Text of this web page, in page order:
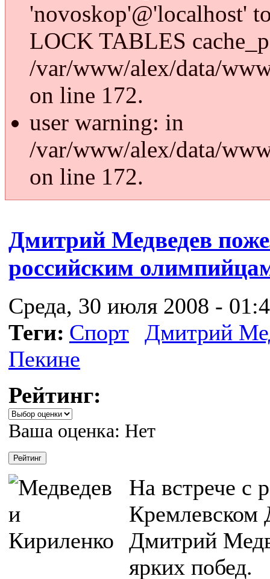
'novoskop'@'localhost'
LOCK TABLES
/var/www/alex/data/
on line 172.
user warning: in
/var/www/alex/data/
on line 172.
Дмитрий Медведев
российским
Среда, 30 июля 2008 -
Теги: Спорт
Дмитрий
Пекине
Рейтинг:
Ваша оценка: Нет
На встрече с
Кремлевском
Дмитрий
ярких побед.